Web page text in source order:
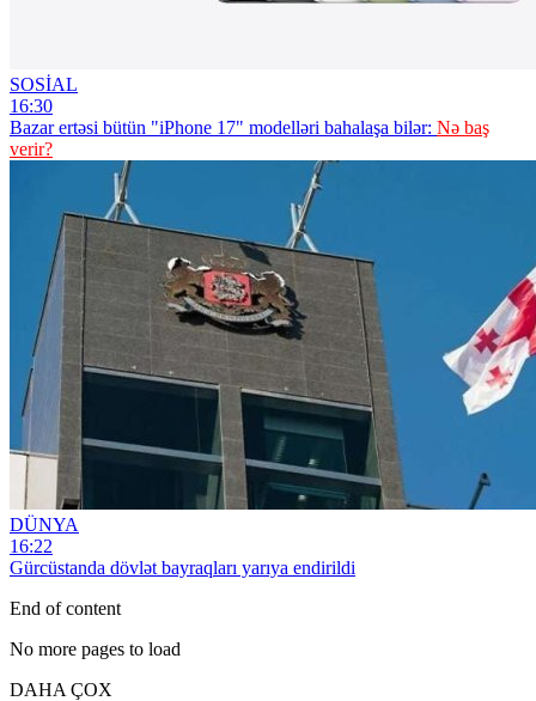
SOSİAL
16:30
Bazar ertəsi bütün "iPhone 17" modelləri bahalaşa bilər: Nə baş
verir?
DÜNYA
16:22
Gürcüstanda dövlət bayraqları yarıya endirildi
End of content
No more pages to load
DAHA ÇOX